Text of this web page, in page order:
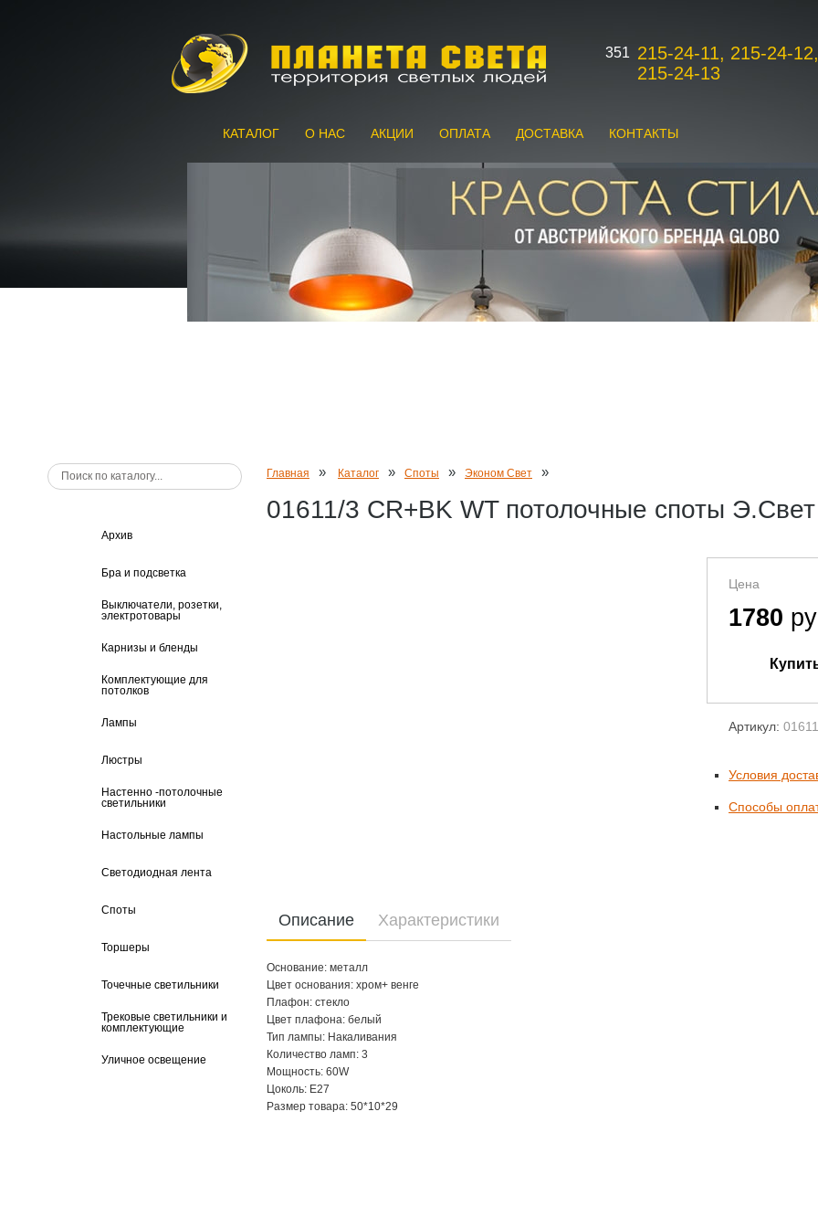
351 215-24-11, 215-24-12,
215-24-13
КАТАЛОГ О НАС АКЦИИ ОПЛАТА ДОСТАВКА КОНТАКТЫ
Архив
Бра и подсветка
Выключатели, розетки,
электротовары
Карнизы и бленды
Комплектующие для
потолков
Лампы
Люстры
Настенно -потолочные
светильники
Настольные лампы
Светодиодная лента
Споты
Торшеры
Точечные светильники
Трековые светильники и
комплектующие
Уличное освещение
Главная » Каталог » Споты » Эконом Свет »
01611/3 CR+BK WT потолочные споты Э.Свет
Цена
1780
Артикул:
Условия
Способы
Описание Характеристики
Основание: металл
Цвет основания: хром+ венге
Плафон: стекло
Цвет плафона: белый
Тип лампы: Накаливания
Количество ламп: 3
Мощность: 60W
Цоколь: E27
Размер товара: 50*10*29